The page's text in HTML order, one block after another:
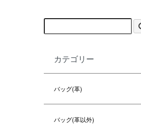
カテゴリー
バッグ(革)
バッグ(革以外)